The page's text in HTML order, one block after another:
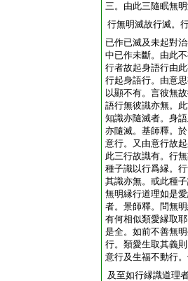
三。由此三隨眠無
行無明滅故行滅。
已作已滅及未起對
中已作未斷。由此
行者故起身語行由
行起身語行。由意
以顯不有。言彼無
語行無彼識亦無。
知識亦隨滅者。身
亦隨滅。基師釋。
意行。又由意行故
此三行故識有。行
種子識以行爲縁。
其識亦無。或此種
無明縁行道理如是
者。景師釋。問無
有何相似類愛縁取
是全。如前不善無
行。類愛生取其義
意行及生福不動行
及至如行縁識道理